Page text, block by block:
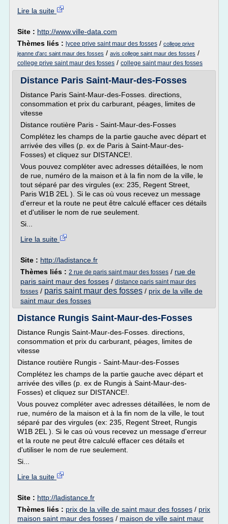
Lire la suite
Site : http://www.ville-data.com
Thèmes liés : lycee prive saint maur des fosses / college prive
jeanne d'arc saint maur des fosses / avis college saint maur des fosses /
college prive saint maur des fosses / college saint maur des fosses
Distance Paris Saint-Maur-des-Fosses
Distance Paris Saint-Maur-des-Fosses. directions,
consommation et prix du carburant, péages, limites de
vitesse
Distance routière Paris - Saint-Maur-des-Fosses
Complétez les champs de la partie gauche avec départ et
arrivée des villes (p. ex de Paris à Saint-Maur-des-
Fosses) et cliquez sur DISTANCE!.
Vous pouvez compléter avec adresses détaillées, le nom
de rue, numéro de la maison et à la fin nom de la ville, le
tout séparé par des virgules (ex: 235, Regent Street,
Paris W1B 2EL ). Si le cas où vous recevez un message
d'erreur et la route ne peut être calculé effacer ces détails
et d'utiliser le nom de rue seulement.
Si...
Lire la suite
Site : http://ladistance.fr
Thèmes liés : 2 rue de paris saint maur des fosses / rue de
paris saint maur des fosses / distance paris saint maur des
fosses / paris saint maur des fosses / prix de la ville de
saint maur des fosses
Distance Rungis Saint-Maur-des-Fosses
Distance Rungis Saint-Maur-des-Fosses. directions,
consommation et prix du carburant, péages, limites de
vitesse
Distance routière Rungis - Saint-Maur-des-Fosses
Complétez les champs de la partie gauche avec départ et
arrivée des villes (p. ex de Rungis à Saint-Maur-des-
Fosses) et cliquez sur DISTANCE!.
Vous pouvez compléter avec adresses détaillées, le nom de
rue, numéro de la maison et à la fin nom de la ville, le tout
séparé par des virgules (ex: 235, Regent Street, Rungis
W1B 2EL ). Si le cas où vous recevez un message d'erreur
et la route ne peut être calculé effacer ces détails et
d'utiliser le nom de rue seulement.
Si...
Lire la suite
Site : http://ladistance.fr
Thèmes liés : prix de la ville de saint maur des fosses / prix
maison saint maur des fosses / maison de ville saint maur